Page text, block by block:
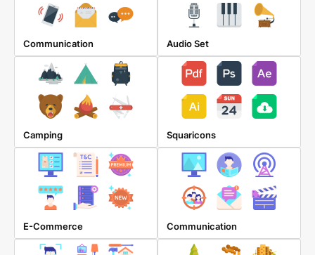
Communication Audio Set
Camping Squaricons
E-Commerce Communication